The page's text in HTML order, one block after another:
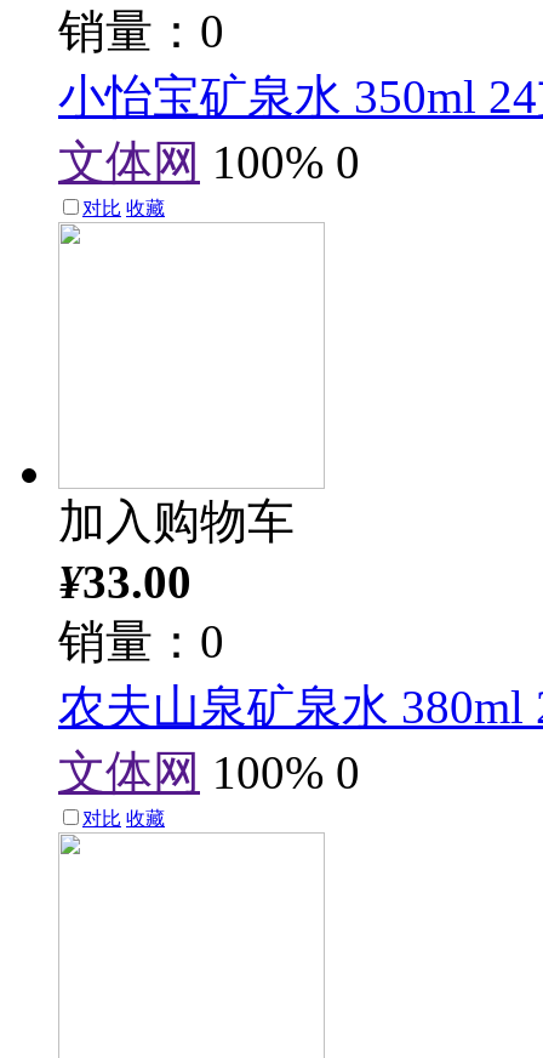
销量：0
小怡宝矿泉水 350ml
文体网 100% 0
对比 收藏
加入购物车
¥33.00
销量：0
农夫山泉矿泉水 380ml
文体网 100% 0
对比 收藏